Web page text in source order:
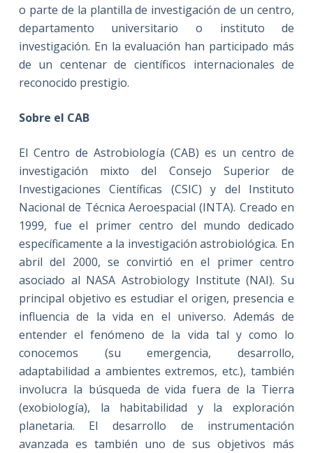
o parte de la plantilla de investigación de un centro,
departamento universitario o instituto de
investigación. En la evaluación han participado más
de un centenar de científicos internacionales de
reconocido prestigio.
Sobre el CAB
El Centro de Astrobiología (CAB) es un centro de
investigación mixto del Consejo Superior de
Investigaciones Científicas (CSIC) y del Instituto
Nacional de Técnica Aeroespacial (INTA). Creado en
1999, fue el primer centro del mundo dedicado
específicamente a la investigación astrobiológica. En
abril del 2000, se convirtió en el primer centro
asociado al NASA Astrobiology Institute (NAI). Su
principal objetivo es estudiar el origen, presencia e
influencia de la vida en el universo. Además de
entender el fenómeno de la vida tal y como lo
conocemos (su emergencia, desarrollo,
adaptabilidad a ambientes extremos, etc.), también
involucra la búsqueda de vida fuera de la Tierra
(exobiología), la habitabilidad y la exploración
planetaria. El desarrollo de instrumentación
avanzada es también uno de sus objetivos más